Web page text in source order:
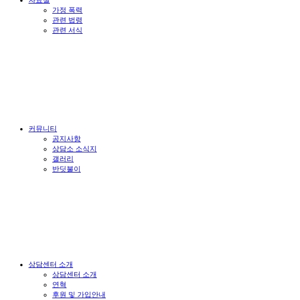
가정 폭력
관련 법령
관련 서식
커뮤니티
공지사항
상담소 소식지
갤러리
반딧불이
상담센터 소개
상담센터 소개
연혁
후원 및 가입안내